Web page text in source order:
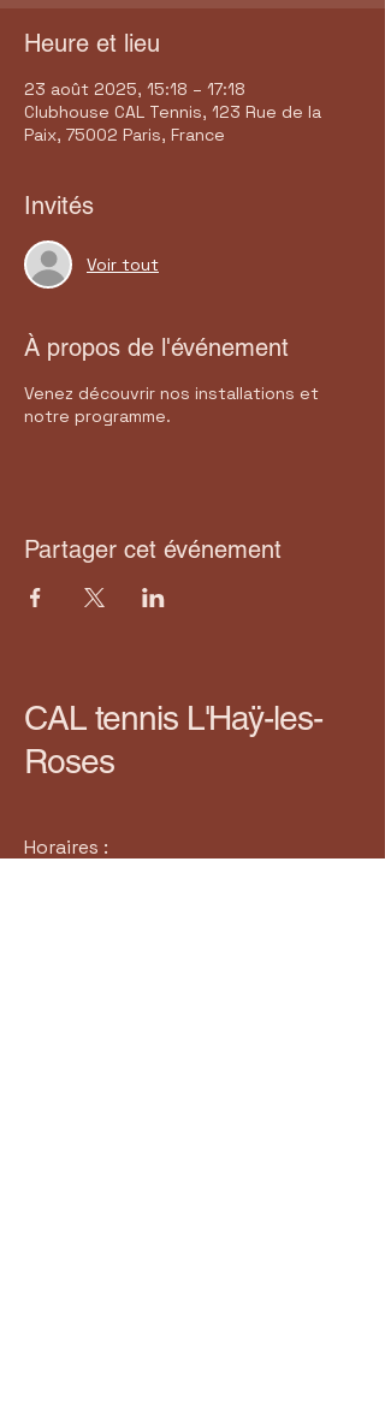
Heure et lieu
23 août 2025, 15:18 – 17:18
Clubhouse CAL Tennis, 123 Rue de la
Paix, 75002 Paris, France
Invités
Voir tout
À propos de l'événement
Venez découvrir nos installations et
notre programme.
Partager cet événement
CAL tennis L'Haÿ-les-
Roses
Horaires :